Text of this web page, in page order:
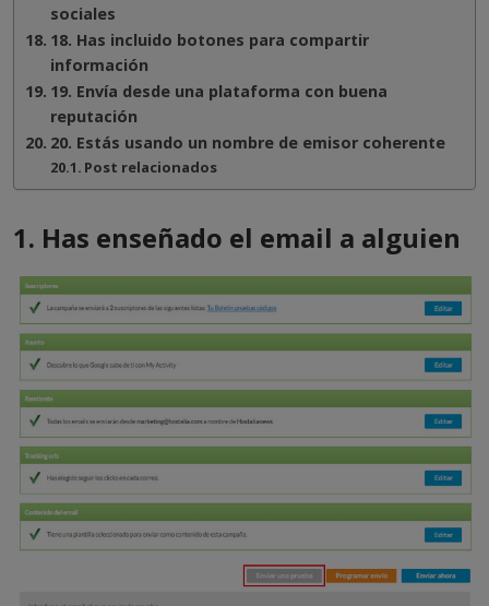
sociales
18. Has incluido botones para compartir
información
19. Envía desde una plataforma con buena
reputación
20. Estás usando un nombre de emisor coherente
Post relacionados
1. Has enseñado el email a alguien